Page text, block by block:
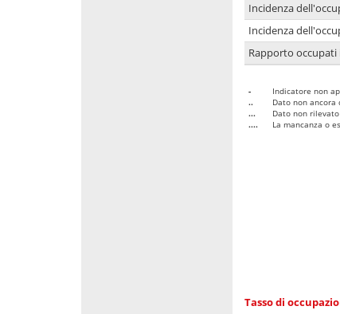
Incidenza
Incidenza
Rapporto
-
Indicatore non
..
Dato non ancora
...
Dato non rilevato
....
La mancanza o
Tasso di